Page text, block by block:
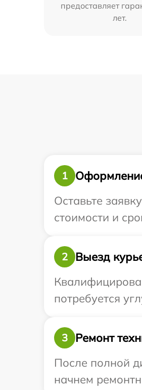
предоставляет
лет.
1
Оставьте
стоимости и
2
Выезд
потребуется
3
Ремонт
После полной
начнем